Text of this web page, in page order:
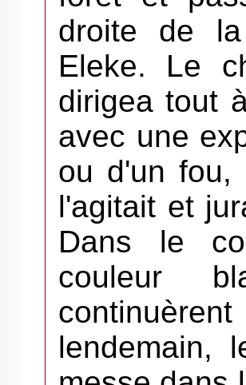
droite de la
Eleke. Le
dirigea tout
avec une
ou d'un
l'agitait et
Dans le
couleur
lendemain,